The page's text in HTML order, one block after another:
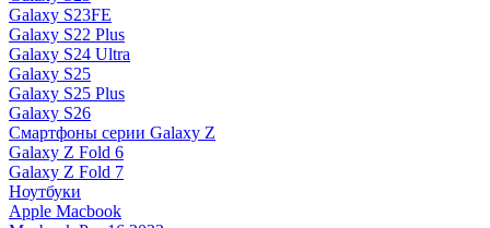
Galaxy S23FE
Galaxy S22 Plus
Galaxy S24 Ultra
Galaxy S25
Galaxy S25 Plus
Galaxy S26
Смартфоны серии Galaxy Z
Galaxy Z Fold 6
Galaxy Z Fold 7
Ноутбуки
Apple Macbook